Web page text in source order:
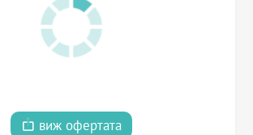
виж офертата